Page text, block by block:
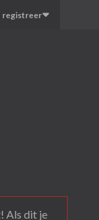
registreer
Als dit je